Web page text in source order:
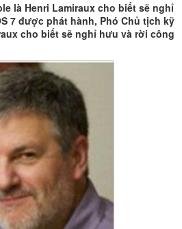
là Henri Lamiraux cho biết sẽ nghỉ
7 được phát hành, Phó Chủ tịch kỹ
cho biết sẽ nghỉ hưu và rời công